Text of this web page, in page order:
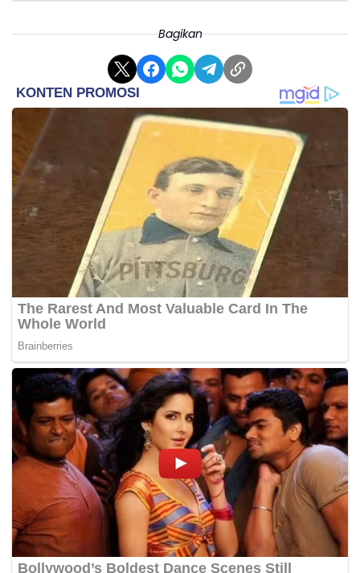
"Semoga ini dapat meringankan beban dan terus
semangat semoga ramadhan ini membawa berkah
dan kebaikan untuk kita semua serta kebaikan untuk
Kabupaten Karawang semakin maju dan sejahtera,"
ujarnya
Dalam kesempatan tersebut juga dilaksanakan
penyerahan zakat maal dari Bupati Karawang, Wakil
Bupati Karawang dan Sekretaris Daerah Kabupaten
Karawang kepada Baznas Kabupaten Karawang.(*)
Bagikan